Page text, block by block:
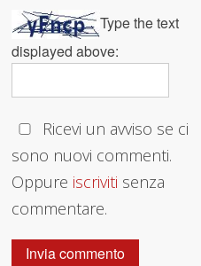
Type the text
displayed above:
Ricevi un avviso se ci
sono nuovi commenti.
Oppure iscriviti senza
commentare.